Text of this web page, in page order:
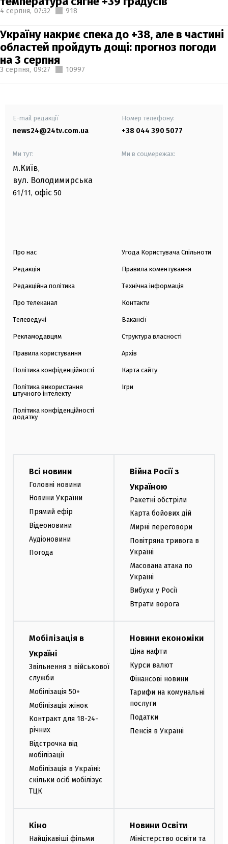
4 серпня, 07:32 918
Україну накриє спека до +38, але в частині
областей пройдуть дощі: прогноз погоди
на 3 серпня
3 серпня, 09:27 10997
E-mail редакції
news24@24tv.com.ua
Номер телефону:
+38 044 390 5077
Ми тут:
м.Київ,
вул. Володимирська
61/11, офіс 50
Ми в соцмережах:
Про нас
Редакція
Редакційна політика
Про телеканал
Телеведучі
Рекламодавцям
Правила користування
Політика конфіденційності
Політика використання
штучного інтелекту
Політика конфіденційності
додатку
Угода Користувача Спільноти
Правила коментування
Технічна інформація
Контакти
Вакансії
Структура власності
Архів
Карта сайту
Ігри
Всі новини
Головні новини
Новини України
Прямий ефір
Відеоновини
Аудіоновини
Погода
Війна Росії з
Україною
Ракетні обстріли
Карта бойових дій
Мирні переговори
Повітряна тривога в
Україні
Масована атака по
Україні
Вибухи у Росії
Втрати ворога
Мобілізація в
Україні
Звільнення з військової
служби
Мобілізація 50+
Мобілізація жінок
Контракт для 18-24-
річних
Відстрочка від
мобілізації
Мобілізація в Україні:
скільки осіб мобілізує
ТЦК
Новини економіки
Ціна нафти
Курси валют
Фінансові новини
Тарифи на комунальні
послуги
Податки
Пенсія в Україні
Кіно
Найцікавіші фільми
Новини Освіти
Міністерство освіти та